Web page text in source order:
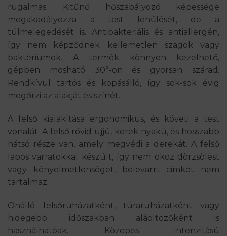
rugalmas. Kitűnő hőszabályozó képessége
megakadályozza a test lehűlését, de a
túlmelegedését is. Antibakteriális és antiallergén,
így nem képződnek kellemetlen szagok vagy
baktériumok. A termék könnyen kezelhető,
gépben mosható 30°-on és gyorsan szárad.
Rendkívül tartós és kopásálló, így sok-sok évig
megőrzi az alakját és színét.
A felső kialakítása ergonomikus, és követi a test
vonalát. A felső rövid ujjú, kerek nyakú, és hosszabb
hátsó része van, amely megvédi a derekát. A felső
lapos varratokkal készült, így nem okoz dörzsölést
vagy kényelmetlenséget, belevarrt cimkét nem
tartalmaz.
Önálló felsőruházatként, túraruházatként vagy
hidegebb időszakban aláöltözőként is
használhatóak. Közepes intenzitású